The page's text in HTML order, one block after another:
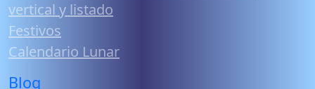
vertical y listado
Festivos
Calendario Lunar
Blog